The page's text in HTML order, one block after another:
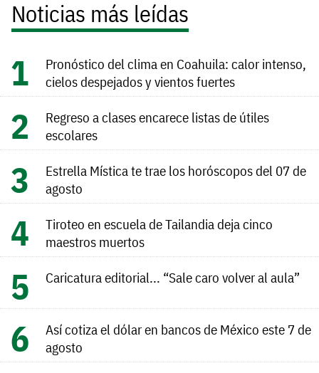
Noticias más leídas
Pronóstico del clima en Coahuila: calor intenso,
cielos despejados y vientos fuertes
Regreso a clases encarece listas de útiles
escolares
Estrella Mística te trae los horóscopos del 07 de
agosto
Tiroteo en escuela de Tailandia deja cinco
maestros muertos
Caricatura editorial... “Sale caro volver al aula”
Así cotiza el dólar en bancos de México este 7 de
agosto